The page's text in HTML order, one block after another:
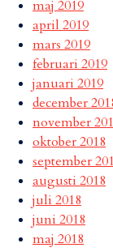
maj 2019
april 2019
mars 2019
februari 2019
januari 2019
december
november
oktober 2018
september
augusti 2018
juli 2018
juni 2018
maj 2018